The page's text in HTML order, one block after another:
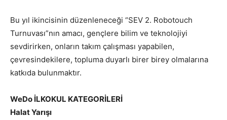
Bu yıl ikincisinin düzenleneceği “SEV 2. Robotouch
Turnuvası”nın amacı, gençlere bilim ve teknolojiyi
sevdirirken, onların takım çalışması yapabilen,
çevresindekilere, topluma duyarlı birer birey olmalarına
katkıda bulunmaktır.
WeDo İLKOKUL KATEGORİLERİ
Halat Yarışı